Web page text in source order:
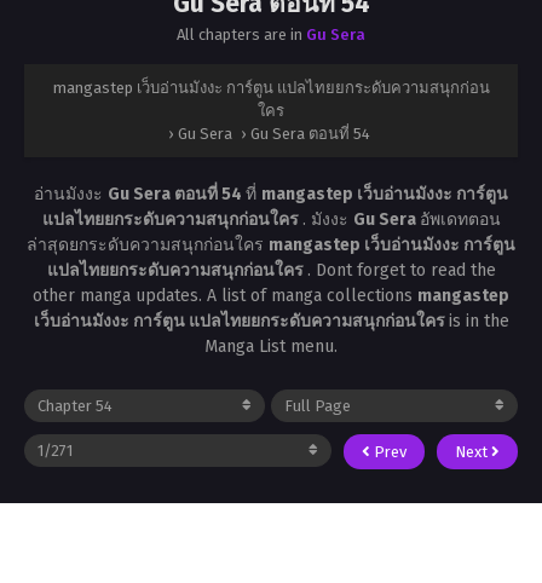
All chapters are in Gu Sera
mangastep เว็บอ่านมังงะ การ์ตูน แปลไทยยกระดับความสนุกก่อน
ใคร
› Gu Sera › Gu Sera ตอนที่ 54
อ่านมังงะ Gu Sera ตอนที่ 54 ที่ mangastep เว็บอ่านมังงะ การ์ตูน
แปลไทยยกระดับความสนุกก่อนใคร . มังงะ Gu Sera อัพเดทตอน
ล่าสุดยกระดับความสนุกก่อนใคร mangastep เว็บอ่านมังงะ การ์ตูน
แปลไทยยกระดับความสนุกก่อนใคร . Dont forget to read the
other manga updates. A list of manga collections mangastep
เว็บอ่านมังงะ การ์ตูน แปลไทยยกระดับความสนุกก่อนใครis in the
Manga List menu.
Prev Next